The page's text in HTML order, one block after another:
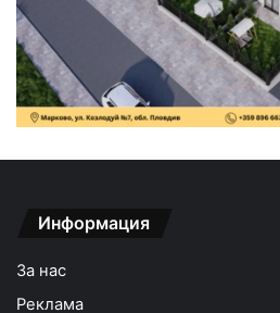
Информация
За нас
Реклама